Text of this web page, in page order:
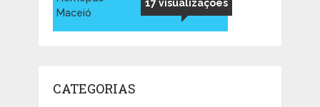
17 visualizações
Maceió
CATEGORIAS